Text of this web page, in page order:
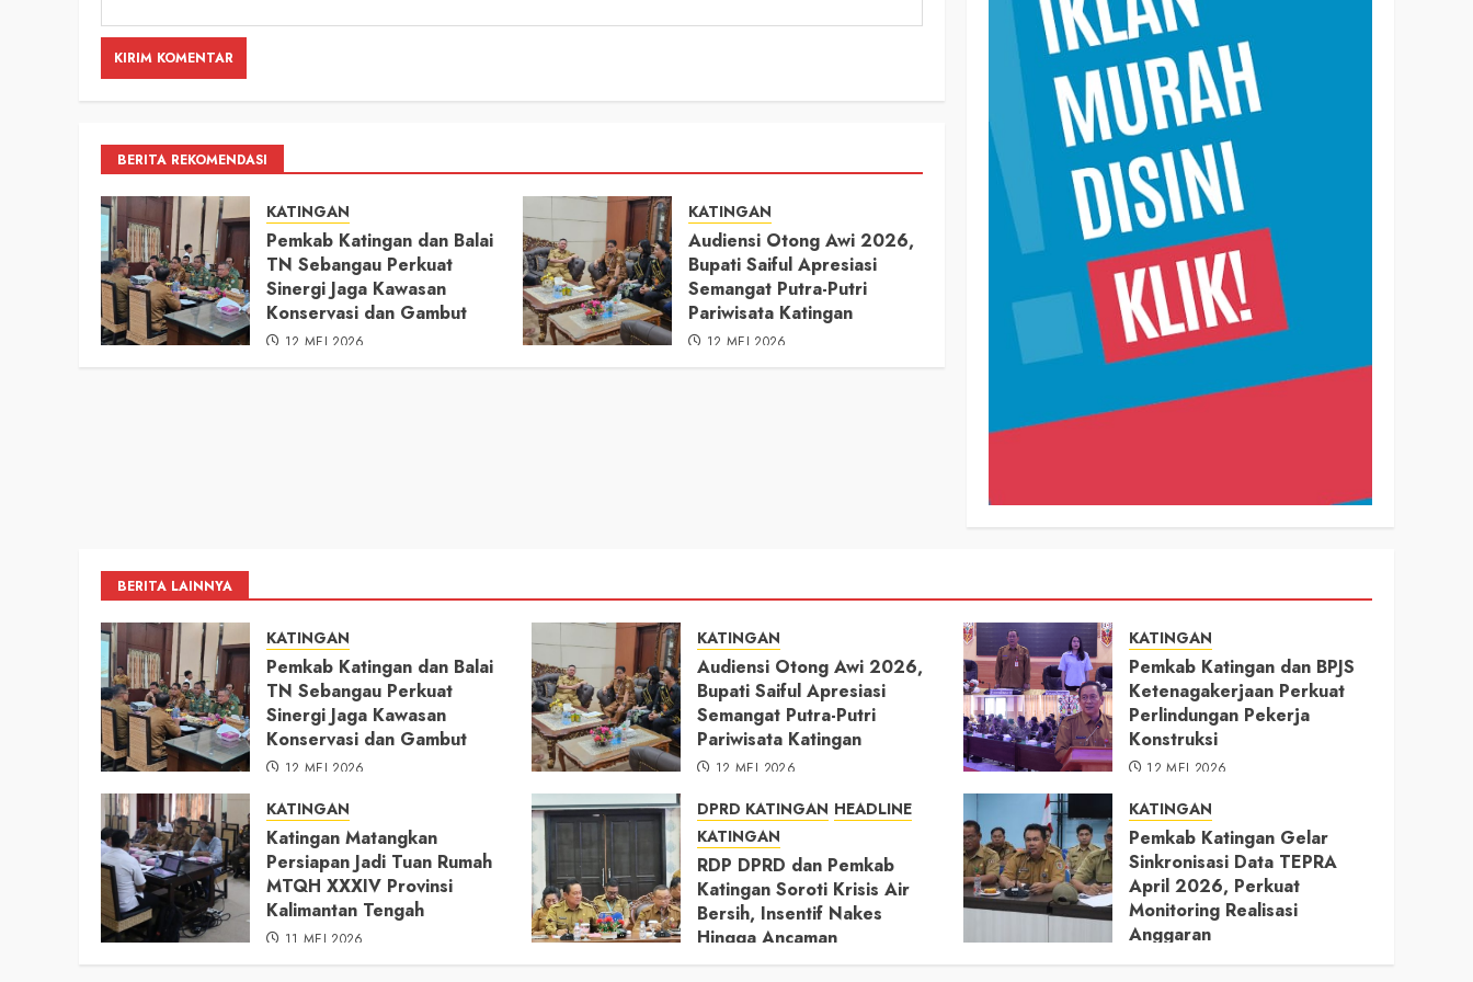
BERITA REKOMENDASI
KATINGAN
Pemkab Katingan dan Balai
TN Sebangau Perkuat
Sinergi Jaga Kawasan
Konservasi dan Gambut
12 MEI 2026
KATINGAN
Audiensi Otong Awi 2026,
Bupati Saiful Apresiasi
Semangat Putra-Putri
Pariwisata Katingan
12 MEI 2026
BERITA LAINNYA
KATINGAN
Pemkab Katingan dan Balai
TN Sebangau Perkuat
Sinergi Jaga Kawasan
Konservasi dan Gambut
12 MEI 2026
KATINGAN
Audiensi Otong Awi 2026,
Bupati Saiful Apresiasi
Semangat Putra-Putri
Pariwisata Katingan
12 MEI 2026
KATINGAN
Pemkab Katingan dan BPJS
Ketenagakerjaan Perkuat
Perlindungan Pekerja
Konstruksi
12 MEI 2026
KATINGAN
Katingan Matangkan
Persiapan Jadi Tuan Rumah
MTQH XXXIV Provinsi
Kalimantan Tengah
11 MEI 2026
DPRD KATINGAN HEADLINE
KATINGAN
RDP DPRD dan Pemkab
Katingan Soroti Krisis Air
Bersih, Insentif Nakes
Hingga Ancaman
Pencemaran Sungai
KATINGAN
Pemkab Katingan Gelar
Sinkronisasi Data TEPRA
April 2026, Perkuat
Monitoring Realisasi
Anggaran
11 MEI 2026